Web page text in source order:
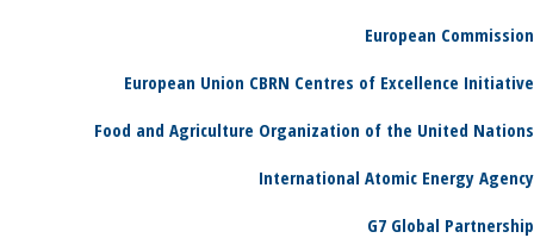
European Commission
European Union CBRN Centres of Excellence Initiative
Food and Agriculture Organization of the United Nations
International Atomic Energy Agency
G7 Global Partnership